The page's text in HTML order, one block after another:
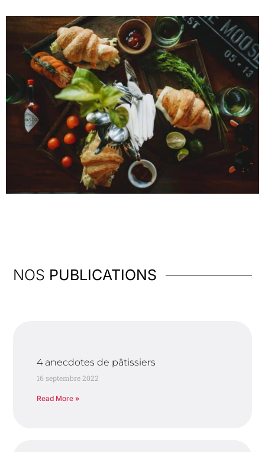
NOS PUBLICATIONS
4 anecdotes de pâtissiers
16 septembre 2022
Read More »